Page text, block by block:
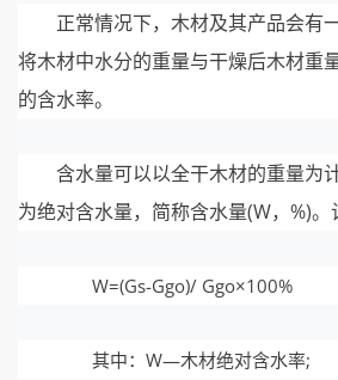
正常情况下，木材及其产品会有
将木材中水分的重量与干燥后木材重
的含水率。
含水量可以以全干木材的重量为
为绝对含水量，简称含水量(W，%)。
W=(Gs-Ggo)/ Ggo×100%
其中：W—木材绝对含水率;